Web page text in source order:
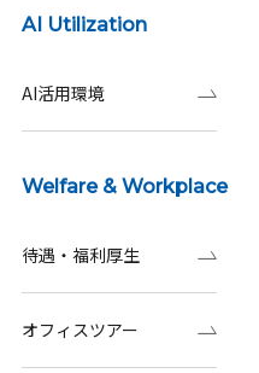
AI Utilization
AI活用環境
Welfare & Workplace
待遇・福利厚生
オフィスツアー